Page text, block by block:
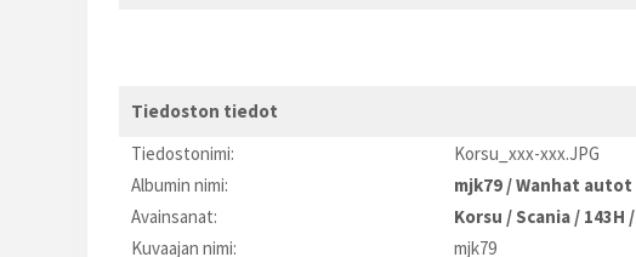
Tiedoston tiedot
Tiedostonimi:
Korsu_xxx-xxx.JPG
Albumin nimi:
mjk79 /Wanhat autot
Avainsanat:
Korsu /Scania / 143H /
Kuvaajan nimi:
mjk79